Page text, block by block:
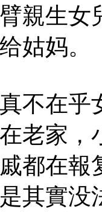
親生女
姑妈。
不在乎
老家，
都在報
其實没